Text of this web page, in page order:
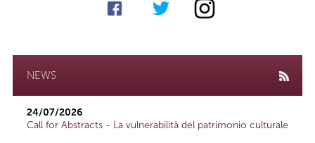
NEWS
24/07/2026
Call for Abstracts - La vulnerabilità del patrimonio culturale